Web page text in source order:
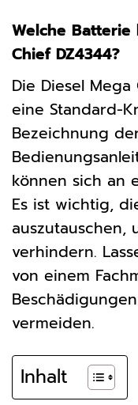
Welche
Chief DZ4344?
Die Diesel
eine Standard-
Bezeichnung
können sich an
Es ist wichtig,
auszutauschen,
verhindern.
von einem
vermeiden.
Inhalt